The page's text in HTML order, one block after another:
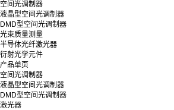
空间光调制器
液晶型空间光调制器
DMD型空间光调制器
光束质量测量
半导体光纤激光器
衍射光学元件
产品单页
空间光调制器
液晶型空间光调制器
DMD型空间光调制器
激光器